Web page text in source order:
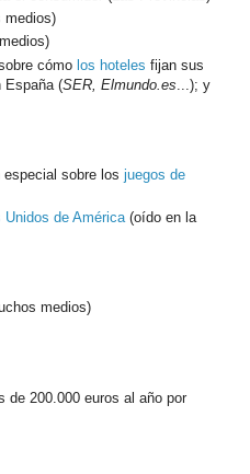
medios)
cómo los hoteles fijan sus
España (SER, Elmundo.es ...); y
sobre los juegos de
de América (oído en la
medios)
de 200.000 euros al año por